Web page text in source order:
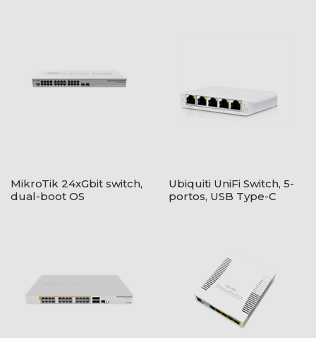
MikroTik 24xGbit switch,
dual-boot OS
Ubiquiti UniFi Switch, 5-
portos, USB Type-C